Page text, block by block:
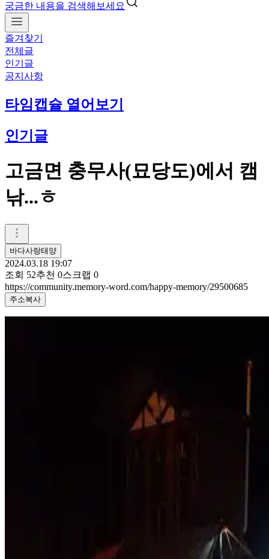
궁금한 내용을 검색해보세요
즐겨찾기
전체글
인기글
공지사항
타임캡슐 열어보기
인기글
고금면 충무사(묘당도)에서 캠
낚...ㅎ
바다사랑태양
2024.03.18 19:07
조회 52추천 0스크랩 0
https://community.memory-word.com/happy-memory/29500685
주소복사